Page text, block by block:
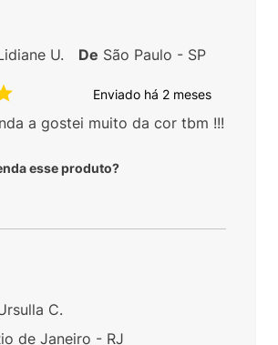
Enviado há 2 meses
a gostei muito da cor tbm !!!
esse produto?
U. De São Paulo - SP
C.
de Janeiro - RJ